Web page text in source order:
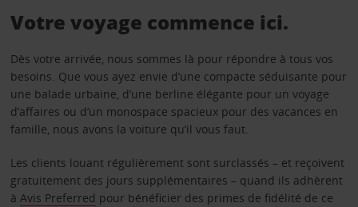
Votre voyage commence ici.
Dès votre arrivée, nous sommes là pour répondre à tous vos
besoins. Que vous ayez envie d’une compacte séduisante pour
une balade urbaine, d’une berline élégante pour un voyage
d’affaires ou d’un monospace spacieux pour des vacances en
famille, nous avons la voiture qu’il vous faut.
Les clients louant régulièrement sont surclassés – et reçoivent
gratuitement des jours supplémentaires – quand ils adhèrent
à Avis Preferred pour bénéficier des primes de fidélité de ce